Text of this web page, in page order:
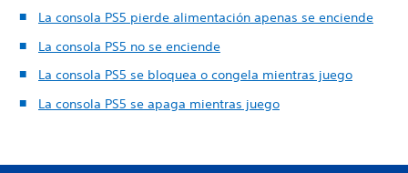
La consola PS5 pierde alimentación apenas se enciende
La consola PS5 no se enciende
La consola PS5 se bloquea o congela mientras juego
La consola PS5 se apaga mientras juego